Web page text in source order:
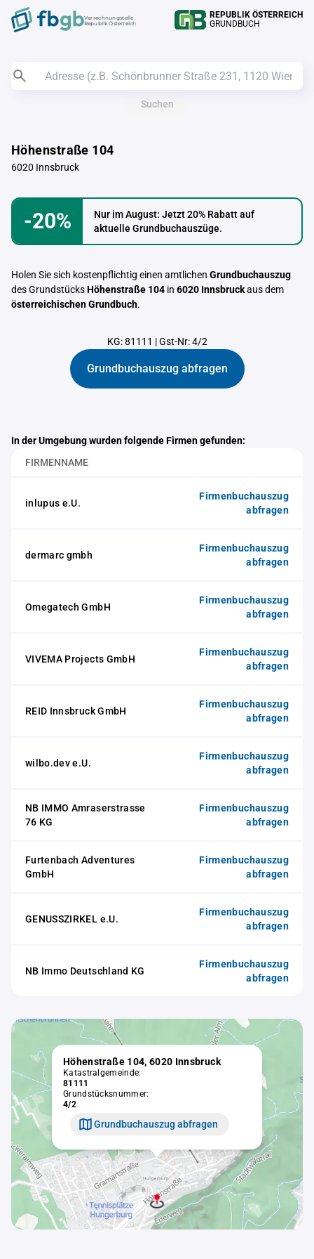
Verrechnungstelle
Republik Österreich
REPUBLIK ÖSTERREICH
GRUNDBUCH
Suchen
Höhenstraße 104
6020 Innsbruck
-20%
Nur im August: Jetzt 20% Rabatt auf
aktuelle Grundbuchauszüge.
Holen Sie sich kostenpflichtig einen amtlichen Grundbuchauszug
des GrundstücksHöhenstraße 104 in 6020 Innsbruckaus dem
österreichischen Grundbuch.
KG: 81111 |Gst-Nr: 4/2
Grundbuchauszug abfragen
In der Umgebung wurden folgende Firmen gefunden:
FIRMENNAME
inlupus e.U.
Firmenbuchauszug
abfragen
dermarc gmbh
Firmenbuchauszug
abfragen
Omegatech GmbH
Firmenbuchauszug
abfragen
VIVEMA Projects GmbH
Firmenbuchauszug
abfragen
REID Innsbruck GmbH
Firmenbuchauszug
abfragen
wilbo.dev e.U.
Firmenbuchauszug
abfragen
NB IMMO Amraserstrasse
76 KG
Firmenbuchauszug
abfragen
Furtenbach Adventures
GmbH
Firmenbuchauszug
abfragen
GENUSSZIRKEL e.U.
Firmenbuchauszug
abfragen
NB Immo Deutschland KG
Firmenbuchauszug
abfragen
Höhenstraße 104, 6020 Innsbruck
Katastralgemeinde:
81111
Grundstücksnummer:
4/2
Grundbuchauszug abfragen